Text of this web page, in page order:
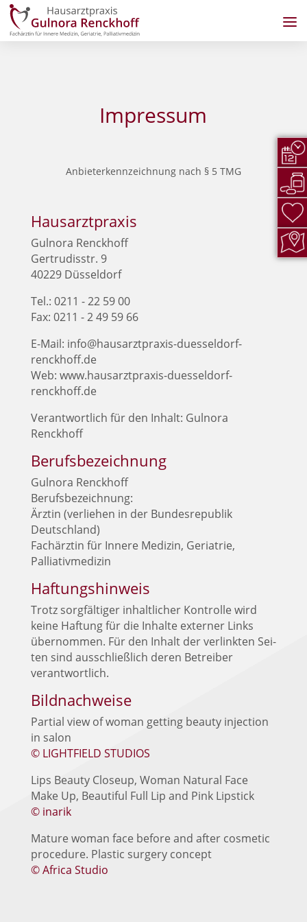
Impressum
Anbie­ter­kenn­zeich­nung nach § 5 TMG
Hausarztpraxis
Gul­no­ra Renck­hoff
Ger­tru­dis­str. 9
40229 Düs­sel­dorf
Tel.: 0211 - 22 59 00
Fax: 0211 - 2 49 59 66
E-Mail: info@hausarztpraxis-duesseldorf-
renckhoff.de
Web: www.hausarztpraxis-duesseldorf-
renckhoff.de
Ver­ant­wort­lich für den Inhalt: Gul­no­ra
Renckhoff
Berufsbezeichnung
Gul­no­ra Renck­hoff
Berufs­be­zeich­nung:
Ärz­tin (ver­lie­hen in der Bun­des­re­pu­blik
Deutsch­land)
Fach­ärz­tin für Inne­re Medi­zin, Ger­ia­trie,
Palliativmedizin
Haftungshinweis
Trotz sorg­fäl­ti­ger inhalt­li­cher Kon­trol­le wird
kei­ne Haf­tung für die Inhal­te exter­ner Links
über­nom­men. Für den Inhalt der ver­link­ten Sei­
ten sind aus­schließ­lich deren Betrei­ber
verantwortlich.
Bildnachweise
Par­ti­al view of woman get­ting beau­ty injec­tion
in salon
© LIGHTFIELD STUDIOS
Lips Beau­ty Clos­e­up, Woman Natu­ral Face
Make Up, Beau­tiful Full Lip and Pink Lip­stick
© ina­rik
Matu­re woman face befo­re and after cos­me­tic
pro­ce­du­re. Pla­s­tic sur­gery con­cept
© Afri­ca Studio